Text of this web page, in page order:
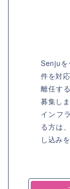
Senju
件を対
離任す
募集しま
インフ
る方は
し込み